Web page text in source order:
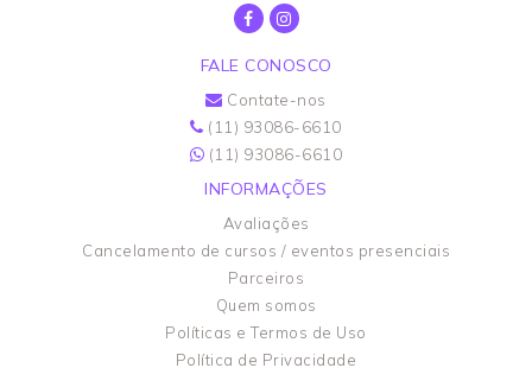
FALE CONOSCO
Contate-nos
(11) 93086-6610
(11) 93086-6610
INFORMAÇÕES
Avaliações
Cancelamento de cursos / eventos presenciais
Parceiros
Quem somos
Políticas e Termos de Uso
Política de Privacidade